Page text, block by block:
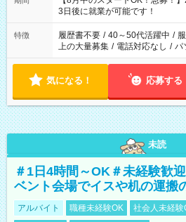
ね。 ※Wワーク希望の方へ 今ご覧のお仕事で希望する勤務時間
と、もう1つのお仕事の勤務時間
合は応募できません。
3日後に就業が可能です！
特徴 履歴書不要 / 40～50代活躍中 /
上の大量募集 / 電話対応なし / パ
気になる！ 応募する
未読
＃1日4時間～OK＃未経験歓
ベント会場でイスや机の運搬
アルバイト 職種未経験OK 社会人未経験